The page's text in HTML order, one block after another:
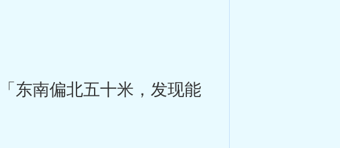
东南偏北五十米，发现能